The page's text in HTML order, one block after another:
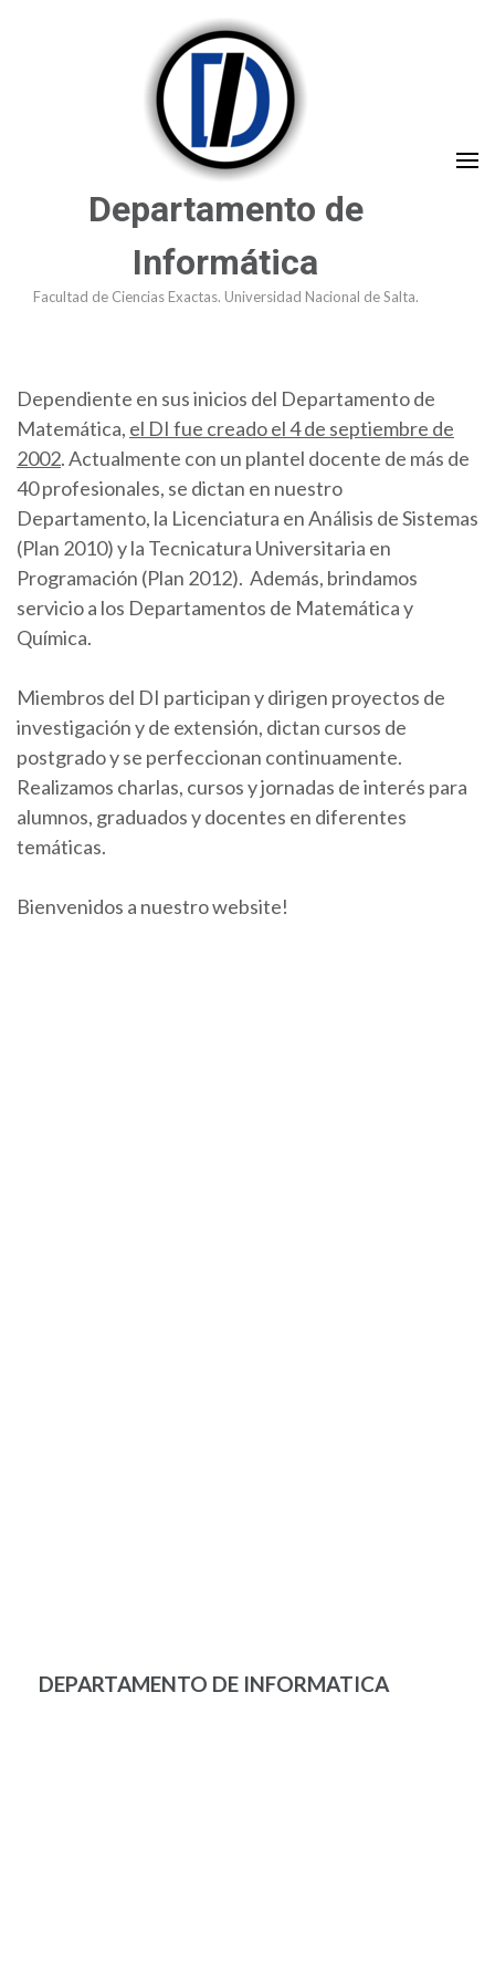
Departamento de
Informática
Facultad de Ciencias Exactas. Universidad Nacional de Salta.
Dependiente en sus inicios del Departamento de
Matemática, el DI fue creado el 4 de septiembre de
2002. Actualmente con un plantel docente de más de
40 profesionales, se dictan en nuestro
Departamento, la Licenciatura en Análisis de Sistemas
(Plan 2010) y la Tecnicatura Universitaria en
Programación (Plan 2012). Además, brindamos
servicio a los Departamentos de Matemática y
Química.
Miembros del DI participan y dirigen proyectos de
investigación y de extensión, dictan cursos de
postgrado y se perfeccionan continuamente.
Realizamos charlas, cursos y jornadas de interés para
alumnos, graduados y docentes en diferentes
temáticas.
Bienvenidos a nuestro website!
DEPARTAMENTO DE INFORMATICA